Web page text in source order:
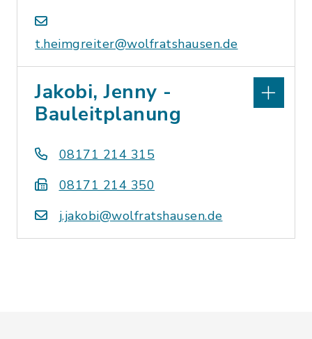
t.heimgreiter@wolfratshausen.de
Jakobi, Jenny -
Bauleitplanung
08171 214 315
08171 214 350
j.jakobi@wolfratshausen.de